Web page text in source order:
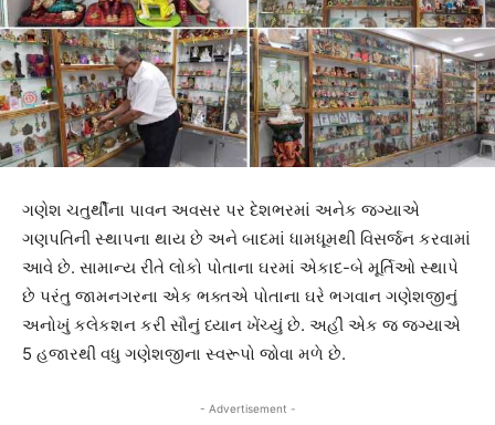
ગણેશ ચતુર્થીના પાવન અવસર પર દેશભરમાં અનેક જગ્યાએ
ગણપતિની સ્થાપના થાય છે અને બાદમાં ધામધૂમથી વિસર્જન કરવામાં
આવે છે. સામાન્ય રીતે લોકો પોતાના ઘરમાં એકાદ-બે મૂર્તિઓ સ્થાપે
છે પરંતુ જામનગરના એક ભક્તએ પોતાના ઘરે ભગવાન ગણેશજીનું
અનોખું કલેકશન કરી સૌનું ધ્યાન ખેંચ્યું છે. અહીં એક જ જગ્યાએ
5 હજારથી વધુ ગણેશજીના સ્વરૂપો જોવા મળે છે.
- Advertisement -